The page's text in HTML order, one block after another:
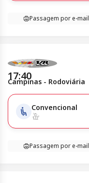
Passagem por e-mail
17:40
Campinas - Rodoviária
Convencional
Passagem por e-mail